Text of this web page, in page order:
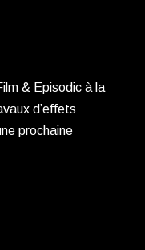
& Episodic à la
d’effets
prochaine